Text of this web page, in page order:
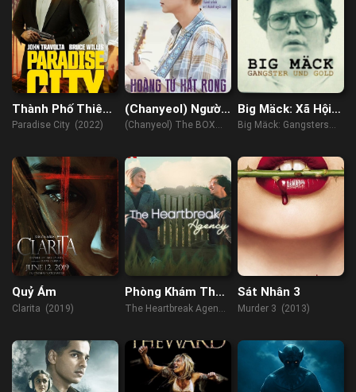
Thành Phố Thiên
Đường
Paradise City (2022)
(Chanyeol) Người
Làm Nhạc
(Chanyeol) The BOX
Big Mäck: Xã Hội
Đen Và Vàng
Big Mäck: Gangsters
Quỷ Ám
Clarita (2019)
Phòng Khám Thất
Tình
The Heartbreak Agency
Sát Nhân 3
Murder 3 (2013)